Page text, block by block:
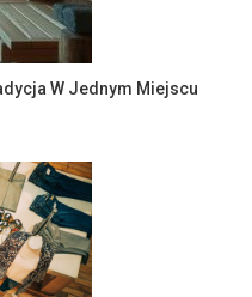
W Jednym Miejscu